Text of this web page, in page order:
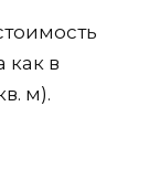
как в
м).